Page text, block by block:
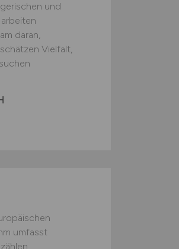
und
daran,
Vielfalt,
umfasst